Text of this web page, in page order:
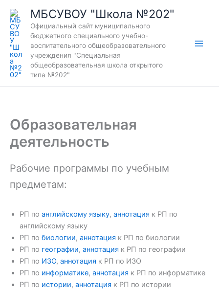
содержимому
МБСУВОУ "Школа №202"
Официальный сайт муниципального
бюджетного специального учебно-
воспитательного общеобразовательного
учреждения "Специальная
общеобразовательная школа открытого
типа №202"
Образовательная
деятельность
Рабочие программы по учебным
предметам:
РП по английскому языку, аннотация к РП по
английскому языку
РП по биологии, аннотация к РП по биологии
РП по географии, аннотация к РП по географии
РП по ИЗО, аннотация к РП по ИЗО
РП по информатике, аннотация к РП по информатике
РП по истории, аннотация к РП по истории